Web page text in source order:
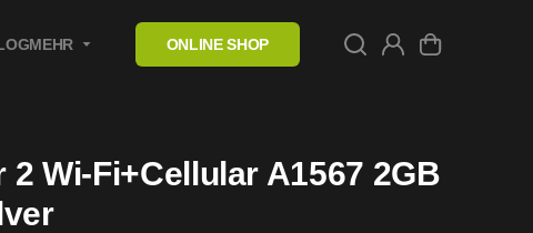
MEHR ONLINE SHOP
2 Wi-Fi+Cellular A1567 2GB